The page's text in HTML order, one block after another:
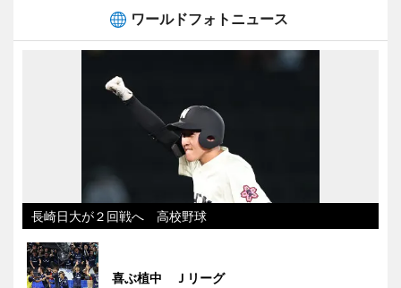
ワールドフォトニュース
長崎日大が２回戦へ 高校野球
喜ぶ植中 Ｊリーグ